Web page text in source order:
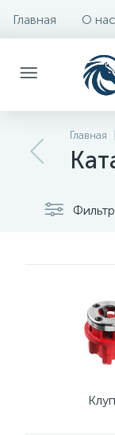
Главная О нас
Главная
Фильтр